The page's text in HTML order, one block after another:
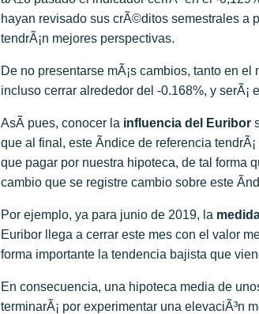
hayan revisado sus crÃ©ditos semestrales a
tendrÃ¡n mejores perspectivas.
De no presentarse mÃ¡s cambios, tanto en
incluso cerrar alrededor del -0.168%, y
AsÃ­ pues, conocer la influencia del Euribor
que al final, este Ã­ndice de referencia
que pagar por nuestra hipoteca, de tal forma
cambio que se registre cambio sobre este
Por ejemplo, ya para junio de 2019, la
Euribor llega a cerrar este mes con el valor
forma importante la tendencia bajista que
En consecuencia, una hipoteca media de
terminarÃ¡ por experimentar una elevaciÃ³n